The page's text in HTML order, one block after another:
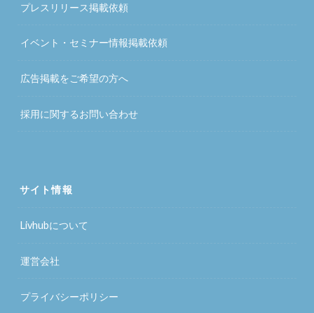
プレスリリース掲載依頼
イベント・セミナー情報掲載依頼
広告掲載をご希望の方へ
採用に関するお問い合わせ
サイト情報
Livhubについて
運営会社
プライバシーポリシー